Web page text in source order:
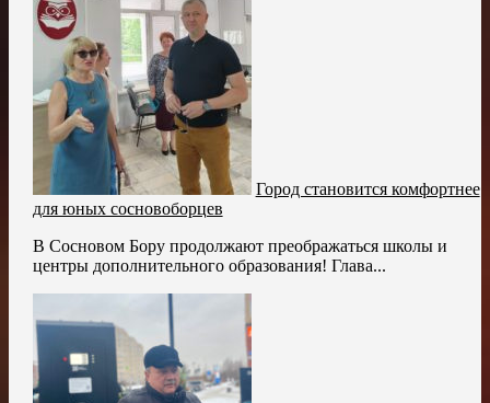
Город становится комфортнее
для юных сосновоборцев
В Сосновом Бору продолжают преображаться школы и
центры дополнительного образования! Глава...